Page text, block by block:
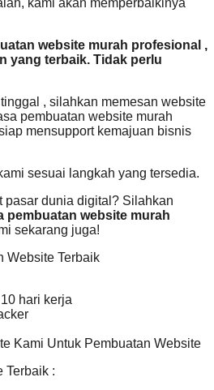
website murah profesional ,
yang terbaik. Tidak perlu
, silahkan memesan website
pembuatan website murah
mensupport kemajuan bisnis
sesuai langkah yang tersedia.
pasar dunia digital? Silahkan
pembuatan website murah
sekarang juga!
Website Terbaik
hari kerja
Kami Untuk Pembuatan Website
Terbaik :